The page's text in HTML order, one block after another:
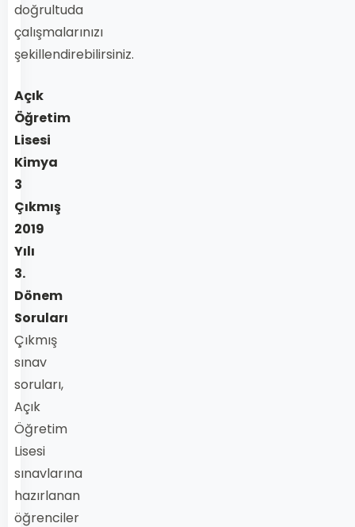
doğrultuda
çalışmalarınızı
şekillendirebilirsiniz.
Açık
Öğretim
Lisesi
Kimya
3
Çıkmış
2019
Yılı
3.
Dönem
Soruları
Çıkmış
sınav
soruları,
Açık
Öğretim
Lisesi
sınavlarına
hazırlanan
öğrenciler